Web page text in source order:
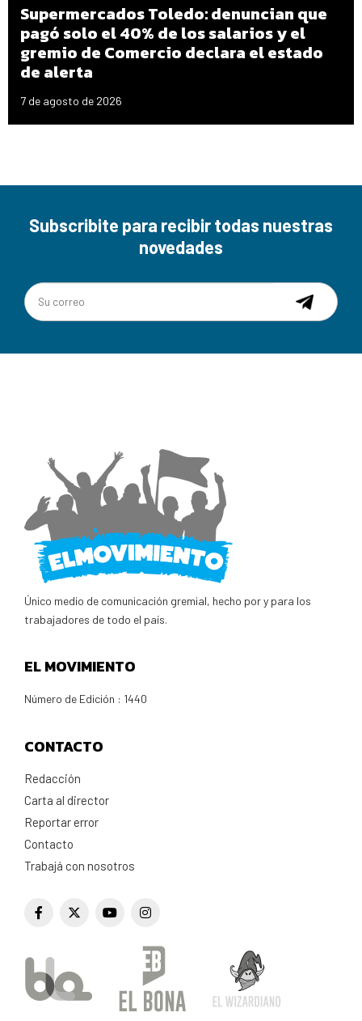
Supermercados Toledo: denuncian que
pagó solo el 40% de los salarios y el
gremio de Comercio declara el estado
de alerta
7 de agosto de 2026
Subscribite para recibir todas nuestras
novedades
Único medio de comunicación gremial, hecho por y para los
trabajadores de todo el país.
EL MOVIMIENTO
Número de Edición : 1440
CONTACTO
Redacción
Carta al director
Reportar error
Contacto
Trabajá con nosotros